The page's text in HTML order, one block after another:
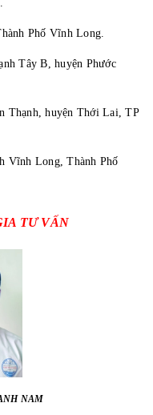
Phố Vĩnh Long.
Tây B, huyện Phước
Thạnh, huyện Thới Lai, TP
Vĩnh Long, Thành Phố
TƯ VẤN
NAM